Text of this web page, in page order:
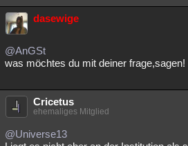
dasewige
@AnGSt
was möchtes du mit deiner frage,sagen!
Cricetus
ehemaliges Mitglied
@Universe13